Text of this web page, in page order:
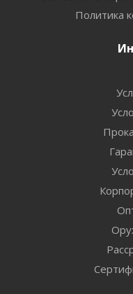
Политика